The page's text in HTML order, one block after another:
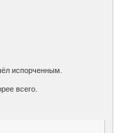
испорченным.
всего.